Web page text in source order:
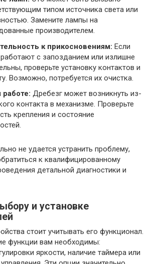
типом источника света или
Замените лампы на
производителем.
к прикосновениям: Если
с запозданием или излишне
проверьте установку контактов и
Возможно, потребуется их очистка.
Дребезг может возникнуть из-
контакта в механизме. Проверьте
крепления и состояние
не удается устранить проблему,
к квалифицированному
детальной диагностики и
и установке
стоит учитывать его функционал.
функции вам необходимы:
яркости, наличие таймера или